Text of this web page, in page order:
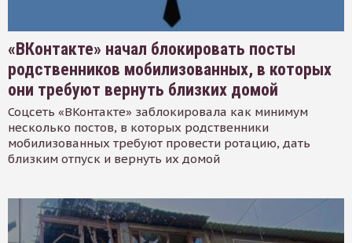
«ВКонтакте» начал блокировать посты
родственников мобилизованных, в которых
они требуют вернуть близких домой
Соцсеть «ВКонтакте» заблокировала как минимум
несколько постов, в которых родственники
мобилизованных требуют провести ротацию, дать
близким отпуск и вернуть их домой